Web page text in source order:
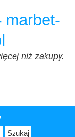
marbet-
niż zakupy.